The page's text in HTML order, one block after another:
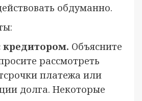
обдуманно.
кредитором. Объясните
рассмотреть
платежа или
долга. Некоторые